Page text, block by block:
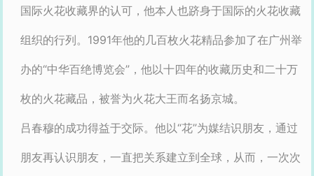
国际火花收藏界的认可，他本人也跻身于国际的火花收藏
组织的行列。1991年他的几百枚火花精品参加了在广州举
办的“中华百绝博览会”，他以十四年的收藏历史和二十万
枚的火花藏品，被誉为火花大王而名扬京城。
吕春穆的成功得益于交际。他以“花”为媒结识朋友，通过
朋友再认识朋友，一直把关系建立到全球，从而，一次次